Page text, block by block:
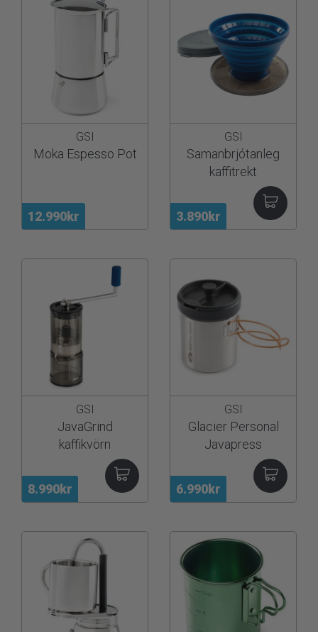
12.990kr
GSI
Moka Espesso Pot
3.890kr
GSI
Samanbrjótanleg
kaffitrekt
8.990kr
GSI
JavaGrind
kaffikvörn
6.990kr
GSI
Glacier Personal
Javapress